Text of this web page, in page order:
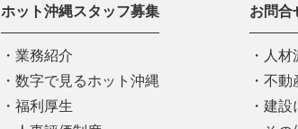
ホット沖縄スタッフ募集
業務紹介
数字で見るホット沖縄
福利厚生
お問合
人
不動
建設